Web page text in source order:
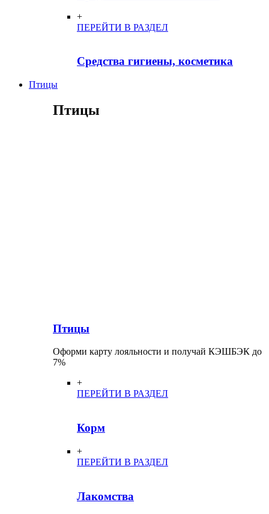
+
ПЕРЕЙТИ В РАЗДЕЛ
Средства гигиены, косметика
Птицы
Птицы
Птицы
Оформи карту лояльности и получай КЭШБЭК до
7%
+
ПЕРЕЙТИ В РАЗДЕЛ
Корм
+
ПЕРЕЙТИ В РАЗДЕЛ
Лакомства